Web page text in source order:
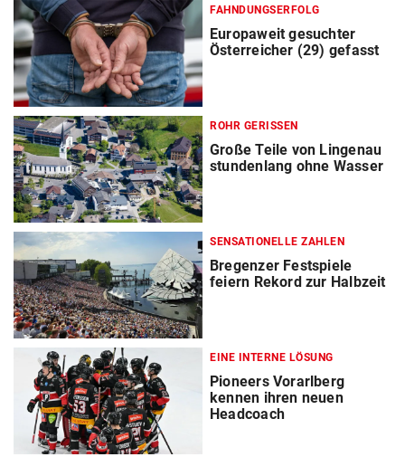
FAHNDUNGSERFOLG
Europaweit gesuchter
Österreicher (29) gefasst
ROHR GERISSEN
Große Teile von Lingenau
stundenlang ohne Wasser
SENSATIONELLE ZAHLEN
Bregenzer Festspiele
feiern Rekord zur Halbzeit
EINE INTERNE LÖSUNG
Pioneers Vorarlberg
kennen ihren neuen
Headcoach